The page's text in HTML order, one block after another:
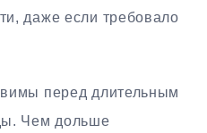
даже если требовало
перед длительным
Чем дольше